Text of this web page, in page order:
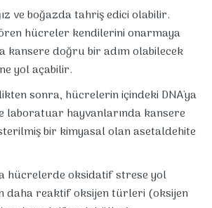
ve boğazda tahriş edici olabilir.
hücreler kendilerini onarmaya
kansere doğru bir adım olabilecek
yol açabilir.
sonra, hücrelerin içindeki DNA'ya
laboratuar hayvanlarında kansere
bir kimyasal olan asetaldehite
hücrelerde oksidatif strese yol
daha reaktif oksijen türleri (oksijen